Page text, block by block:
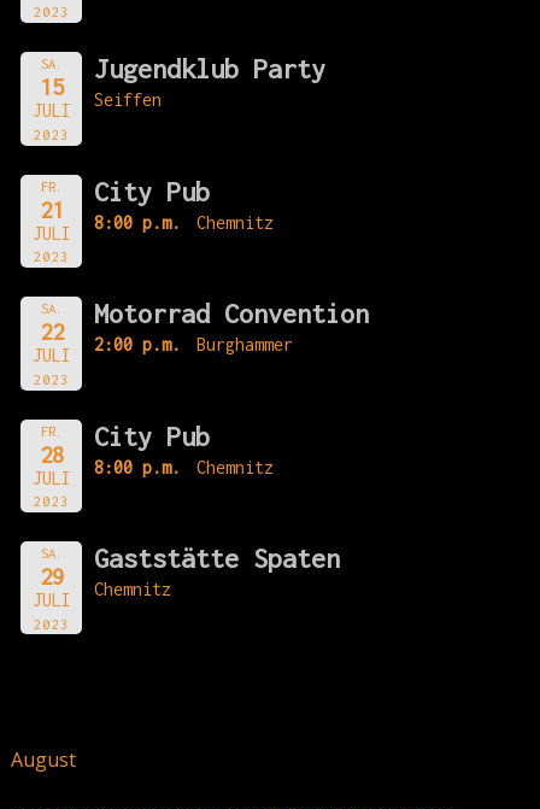
2023
SA.
15
JULI
2023
Jugendklub Party
Seiffen
FR.
21
JULI
2023
City Pub
8:00 p.m. Chemnitz
SA.
22
JULI
2023
Motorrad Convention
2:00 p.m. Burghammer
FR.
28
JULI
2023
City Pub
8:00 p.m. Chemnitz
SA.
29
JULI
2023
Gaststätte Spaten
Chemnitz
August